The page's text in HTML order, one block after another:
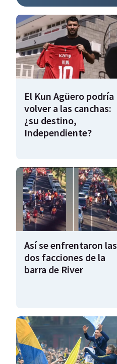
El Kun Agüero podría
volver a las canchas:
¿su destino,
Independiente?
Así se enfrentaron las
dos facciones de la
barra de River